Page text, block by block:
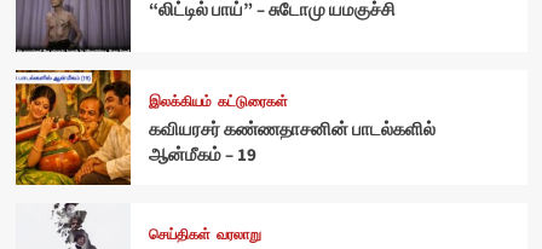
“லிட்டில் பாய்” – சுடோமு யமகுச்சி
இலக்கியம் கட்டுரைகள்
கவியரசர் கண்ணதாசனின் பாடல்களில்
ஆன்மீகம் – 19
செய்திகள் வரலாறு